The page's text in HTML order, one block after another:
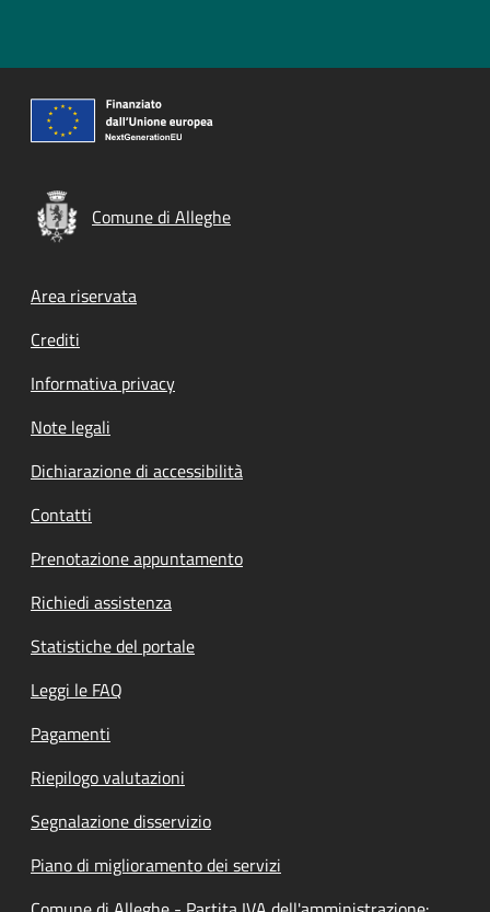
Comune di Alleghe
Footer menu
Area riservata
Crediti
Informativa privacy
Note legali
Dichiarazione di accessibilità
Contatti
Prenotazione appuntamento
Richiedi assistenza
Statistiche del portale
Leggi le FAQ
Pagamenti
Riepilogo valutazioni
Segnalazione disservizio
Piano di miglioramento dei servizi